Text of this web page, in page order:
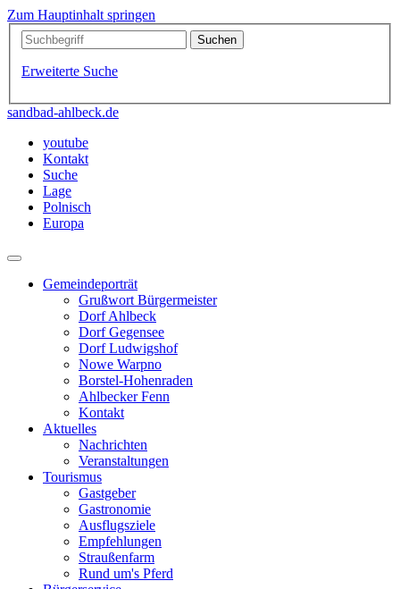
Zum Hauptinhalt springen
Erweiterte Suche
sandbad-ahlbeck.de
youtube
Kontakt
Suche
Lage
Polnisch
Europa
Gemeindeporträt
Grußwort Bürgermeister
Dorf Ahlbeck
Dorf Gegensee
Dorf Ludwigshof
Nowe Warpno
Borstel-Hohenraden
Ahlbecker Fenn
Kontakt
Aktuelles
Nachrichten
Veranstaltungen
Tourismus
Gastgeber
Gastronomie
Ausflugsziele
Empfehlungen
Straußenfarm
Rund um's Pferd